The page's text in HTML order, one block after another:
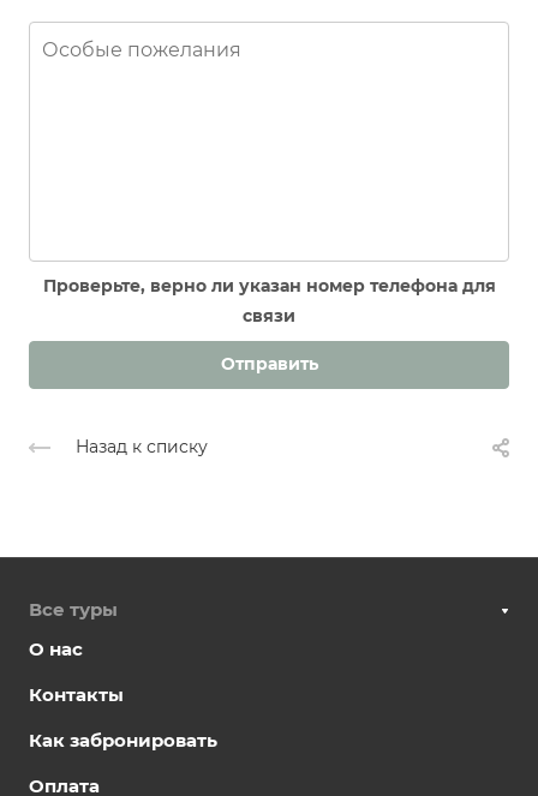
Проверьте, верно ли указан номер телефона для
связи
Отправить
Назад к списку
Все туры
О нас
Контакты
Как забронировать
Оплата